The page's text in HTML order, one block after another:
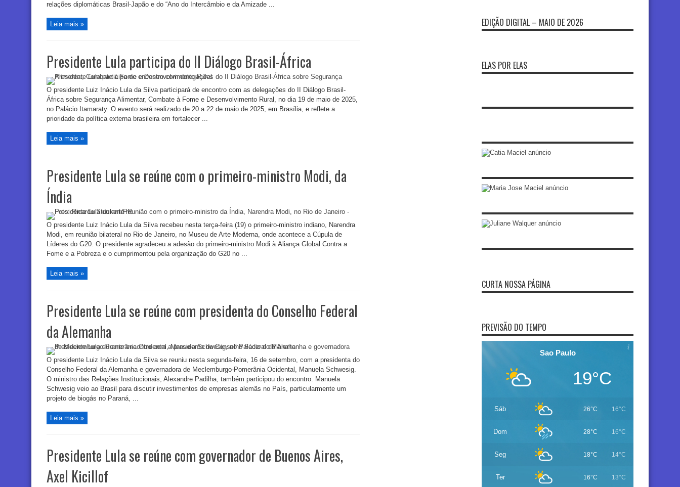
relações diplomáticas Brasil-Japão e do “Ano do Intercâmbio e da Amizade ...
Leia mais »
Presidente Lula participa do II Diálogo Brasil-África
O presidente Luiz Inácio Lula da Silva participará de encontro com as delegações do II Diálogo Brasil-
África sobre Segurança Alimentar, Combate à Fome e Desenvolvimento Rural, no dia 19 de maio de 2025,
no Palácio Itamaraty. O evento será realizado de 20 a 22 de maio de 2025, em Brasília, e reflete a
prioridade da política externa brasileira em fortalecer ...
Leia mais »
Presidente Lula se reúne com o primeiro-ministro Modi, da
Índia
O presidente Luiz Inácio Lula da Silva recebeu nesta terça-feira (19) o primeiro-ministro indiano, Narendra
Modi, em reunião bilateral no Rio de Janeiro, no Museu de Arte Moderna, onde acontece a Cúpula de
Líderes do G20. O presidente agradeceu a adesão do primeiro-ministro Modi à Aliança Global Contra a
Fome e a Pobreza e o cumprimentou pela organização do G20 no ...
Leia mais »
Presidente Lula se reúne com presidenta do Conselho Federal
da Alemanha
O presidente Luiz Inácio Lula da Silva se reuniu nesta segunda-feira, 16 de setembro, com a presidenta do
Conselho Federal da Alemanha e governadora de Meclemburgo-Pomerânia Ocidental, Manuela Schwesig.
O ministro das Relações Institucionais, Alexandre Padilha, também participou do encontro. Manuela
Schwesig veio ao Brasil para discutir investimentos de empresas alemãs no País, particularmente um
projeto de biogás no Paraná, ...
Leia mais »
Presidente Lula se reúne com governador de Buenos Aires,
Axel Kicillof
EDIÇÃO DIGITAL – MAIO DE 2026
ELAS POR ELAS
CURTA NOSSA PÁGINA
PREVISÃO DO TEMPO
Sao Paulo
19°C
Sáb 26°C 16°C
Dom 28°C 16°C
Seg 18°C 14°C
Ter 16°C 13°C